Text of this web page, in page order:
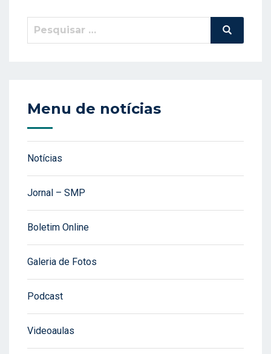
Pesquisar
Pesquisa
Menu de notícias
Notícias
Jornal – SMP
Boletim Online
Galeria de Fotos
Podcast
Videoaulas